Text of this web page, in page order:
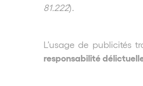
81.222).
L’usage de publicités
responsabilité